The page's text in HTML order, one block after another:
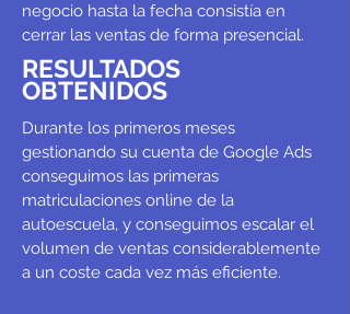
negocio hasta la fecha consistía en
cerrar las ventas de forma presencial.
RESULTADOS
OBTENIDOS
Durante los primeros meses
gestionando su cuenta de Google Ads
conseguimos las primeras
matriculaciones online de la
autoescuela, y conseguimos escalar el
volumen de ventas considerablemente
a un coste cada vez más eficiente.